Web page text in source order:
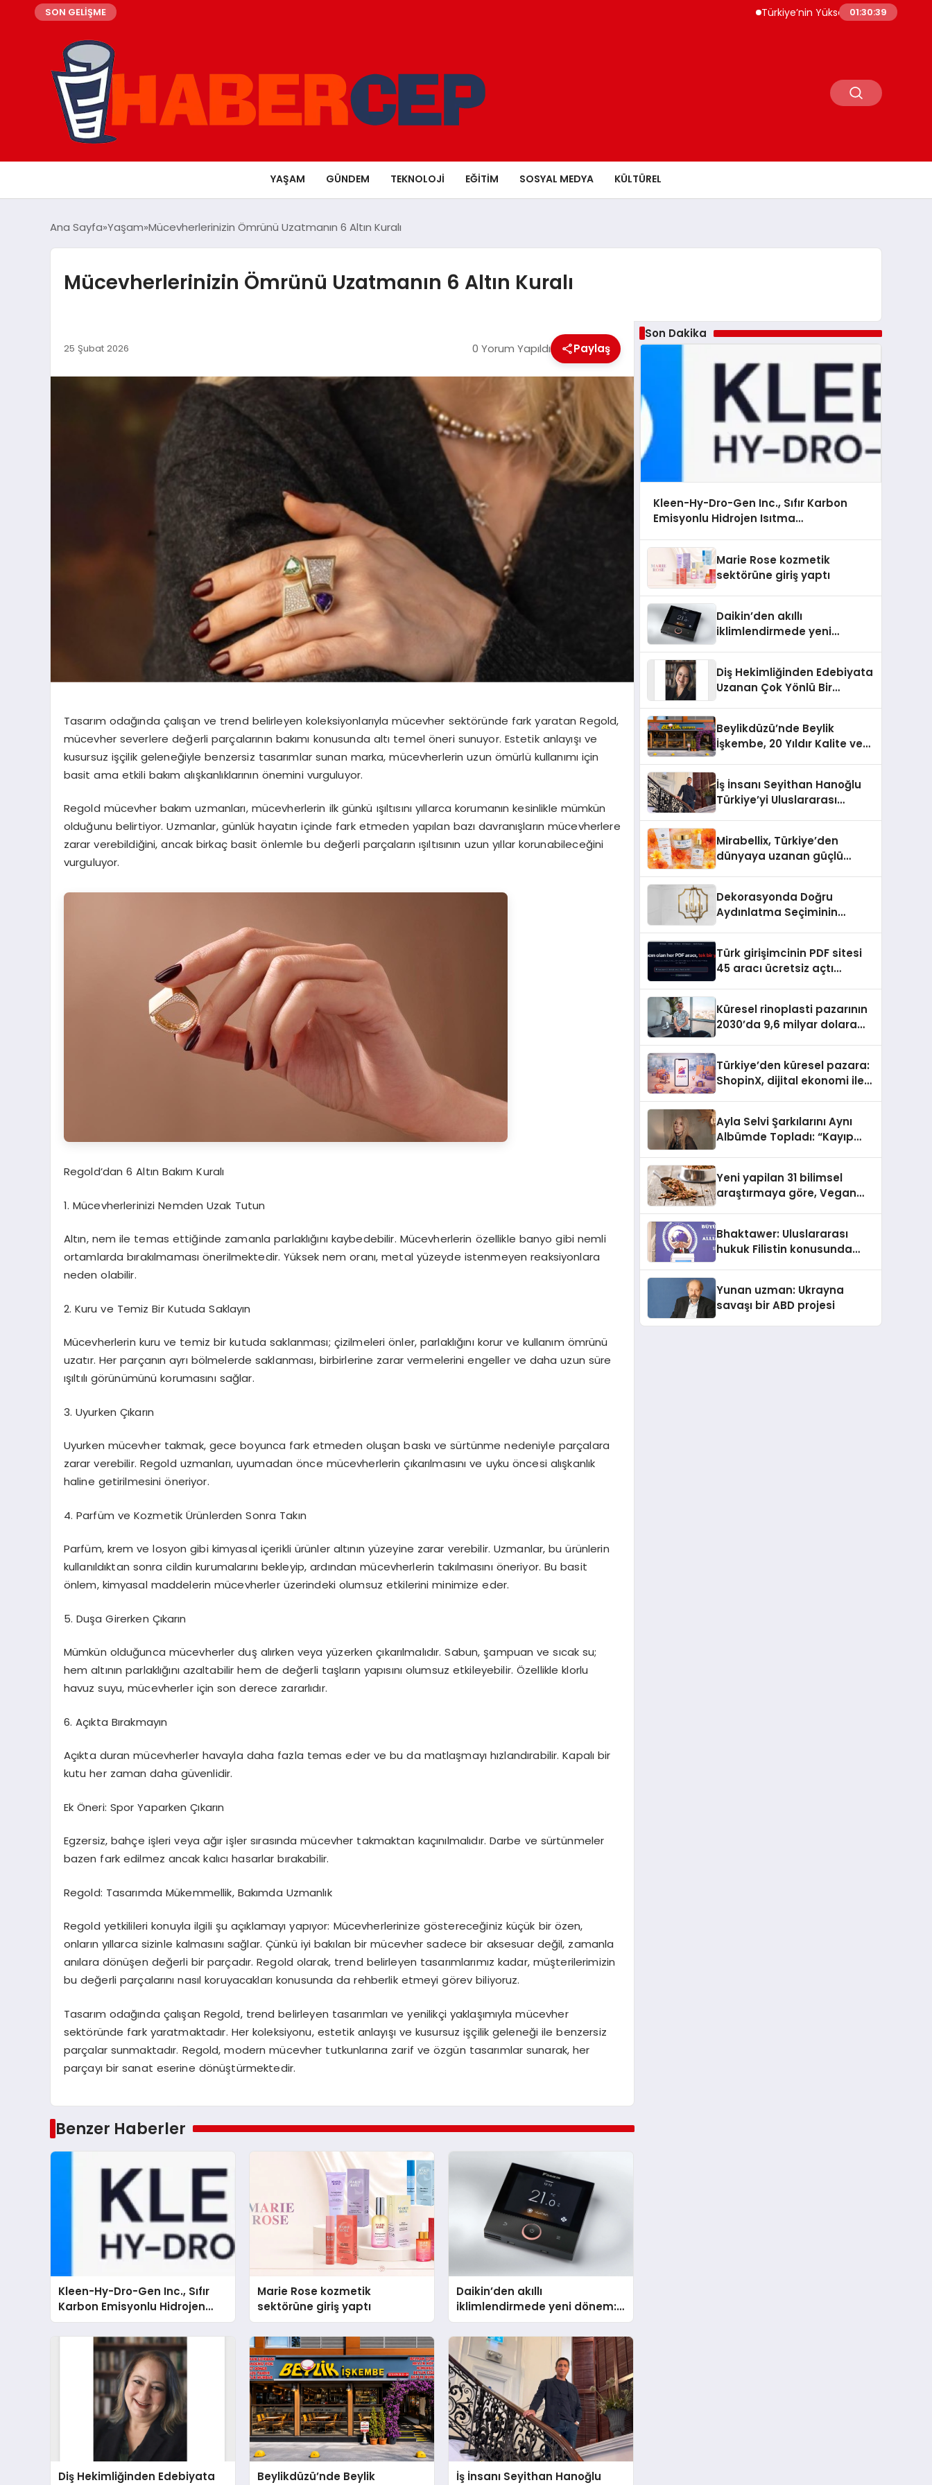
SON GELİŞME Türkiye’nin Yüksek Teknolojili Ürün İhracatı
01:30:40
YAŞAM GÜNDEM TEKNOLOJI EĞITIM SOSYAL MEDYA KÜLTÜREL
Ana Sayfa Yaşam Mücevherlerinizin Ömrünü Uzatmanın 6 Altın Kuralı
Mücevherlerinizin Ömrünü Uzatmanın 6 Altın Kuralı
25 Şubat 2026 0 Yorum Yapıldı Paylaş
Tasarım odağında çalışan ve trend belirleyen koleksiyonlarıyla mücevher sektöründe fark yaratan Regold,
mücevher severlere değerli parçalarının bakımı konusunda altı temel öneri sunuyor. Estetik anlayışı ve
kusursuz işçilik geleneğiyle benzersiz tasarımlar sunan marka, mücevherlerin uzun ömürlü kullanımı için
basit ama etkili bakım alışkanlıklarının önemini vurguluyor.
Regold mücevher bakım uzmanları, mücevherlerin ilk günkü ışıltısını yıllarca korumanın kesinlikle mümkün
olduğunu belirtiyor. Uzmanlar, günlük hayatın içinde fark etmeden yapılan bazı davranışların mücevherlere
zarar verebildiğini, ancak birkaç basit önlemle bu değerli parçaların ışıltısının uzun yıllar korunabileceğini
vurguluyor.
Regold’dan 6 Altın Bakım Kuralı
1. Mücevherlerinizi Nemden Uzak Tutun
Altın, nem ile temas ettiğinde zamanla parlaklığını kaybedebilir. Mücevherlerin özellikle banyo gibi nemli
ortamlarda bırakılmaması önerilmektedir. Yüksek nem oranı, metal yüzeyde istenmeyen reaksiyonlara
neden olabilir.
2. Kuru ve Temiz Bir Kutuda Saklayın
Mücevherlerin kuru ve temiz bir kutuda saklanması; çizilmeleri önler, parlaklığını korur ve kullanım ömrünü
uzatır. Her parçanın ayrı bölmelerde saklanması, birbirlerine zarar vermelerini engeller ve daha uzun süre
ışıltılı görünümünü korumasını sağlar.
3. Uyurken Çıkarın
Uyurken mücevher takmak, gece boyunca fark etmeden oluşan baskı ve sürtünme nedeniyle parçalara
zarar verebilir. Regold uzmanları, uyumadan önce mücevherlerin çıkarılmasını ve uyku öncesi alışkanlık
haline getirilmesini öneriyor.
4. Parfüm ve Kozmetik Ürünlerden Sonra Takın
Parfüm, krem ve losyon gibi kimyasal içerikli ürünler altının yüzeyine zarar verebilir. Uzmanlar, bu ürünlerin
kullanıldıktan sonra cildin kurumalarını bekleyip, ardından mücevherlerin takılmasını öneriyor. Bu basit
önlem, kimyasal maddelerin mücevherler üzerindeki olumsuz etkilerini minimize eder.
5. Duşa Girerken Çıkarın
Mümkün olduğunca mücevherler duş alırken veya yüzerken çıkarılmalıdır. Sabun, şampuan ve sıcak su;
hem altının parlaklığını azaltabilir hem de değerli taşların yapısını olumsuz etkileyebilir. Özellikle klorlu
havuz suyu, mücevherler için son derece zararlıdır.
6. Açıkta Bırakmayın
Açıkta duran mücevherler havayla daha fazla temas eder ve bu da matlaşmayı hızlandırabilir. Kapalı bir
kutu her zaman daha güvenlidir.
Ek Öneri: Spor Yaparken Çıkarın
Egzersiz, bahçe işleri veya ağır işler sırasında mücevher takmaktan kaçınılmalıdır. Darbe ve sürtünmeler
bazen fark edilmez ancak kalıcı hasarlar bırakabilir.
Regold: Tasarımda Mükemmellik, Bakımda Uzmanlık
Regold yetkilileri konuyla ilgili şu açıklamayı yapıyor: Mücevherlerinize göstereceğiniz küçük bir özen,
onların yıllarca sizinle kalmasını sağlar. Çünkü iyi bakılan bir mücevher sadece bir aksesuar değil, zamanla
anılara dönüşen değerli bir parçadır. Regold olarak, trend belirleyen tasarımlarımız kadar, müşterilerimizin
bu değerli parçalarını nasıl koruyacakları konusunda da rehberlik etmeyi görev biliyoruz.
Tasarım odağında çalışan Regold, trend belirleyen tasarımları ve yenilikçi yaklaşımıyla mücevher
sektöründe fark yaratmaktadır. Her koleksiyonu, estetik anlayışı ve kusursuz işçilik geleneği ile benzersiz
parçalar sunmaktadır. Regold, modern mücevher tutkunlarına zarif ve özgün tasarımlar sunarak, her
parçayı bir sanat eserine dönüştürmektedir.
Benzer Haberler
Kleen-Hy-Dro-Gen Inc., Sıfır
Karbon Emisyonlu Hidrojen
Isıtma Teknolojisinde ISO ve
TSSA Düzenleyici Onaylarını
Marie Rose kozmetik
sektörüne giriş yaptı
Daikin’den akıllı
iklimlendirmede yeni dönem:
Madoka Plus Türkiye’de
Diş Hekimliğinden Edebiyata
Beylikdüzü’nde Beylik
İş İnsanı Seyithan Hanoğlu
Son Dakika
Kleen-Hy-Dro-Gen Inc., Sıfır Karbon
Emisyonlu Hidrojen Isıtma
Onaylarını Aldı
Marie Rose kozmetik
sektörüne giriş yaptı
Daikin’den akıllı
iklimlendirmede yeni
Diş Hekimliğinden Edebiyata
Uzanan Çok Yönlü Bir
Beylikdüzü’nde Beylik
İşkembe, 20 Yıldır Kalite ve
İş İnsanı Seyithan Hanoğlu
Türkiye’yi Uluslararası
Mirabellix, Türkiye’den
dünyaya uzanan güçlü
Dekorasyonda Doğru
Aydınlatma Seçiminin
Türk girişimcinin PDF sitesi
45 aracı ücretsiz açtı
Küresel rinoplasti pazarının
2030’da 9,6 milyar dolara
Türkiye’den küresel pazara:
ShopinX, dijital ekonomi ile
Ayla Selvi Şarkılarını Aynı
Albümde Topladı: “Kayıp
Yeni yapilan 31 bilimsel
araştırmaya göre, Vegan
Sindirildiğini Ortaya Koydu
Bhaktawer: Uluslararası
hukuk Filistin konusunda
Yunan uzman: Ukrayna
savaşı bir ABD projesi